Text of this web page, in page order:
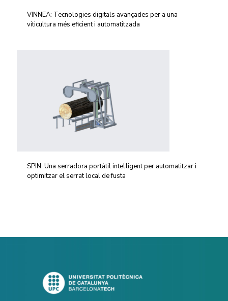
VINNEA: Tecnologies digitals avançades per a una
viticultura més eficient i automatitzada
SPIN: Una serradora portàtil intel·ligent per automatitzar i
optimitzar el serrat local de fusta